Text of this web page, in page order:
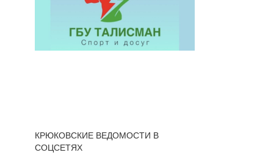
КРЮКОВСКИЕ ВЕДОМОСТИ В
СОЦСЕТЯХ